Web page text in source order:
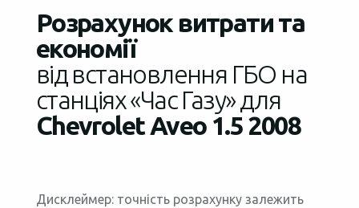
Розрахунок витрати та
економії
від встановлення ГБО на
станціях «Час Газу» для
Chevrolet Aveo 1.5 2008
Дисклеймер: точність розрахунку залежить